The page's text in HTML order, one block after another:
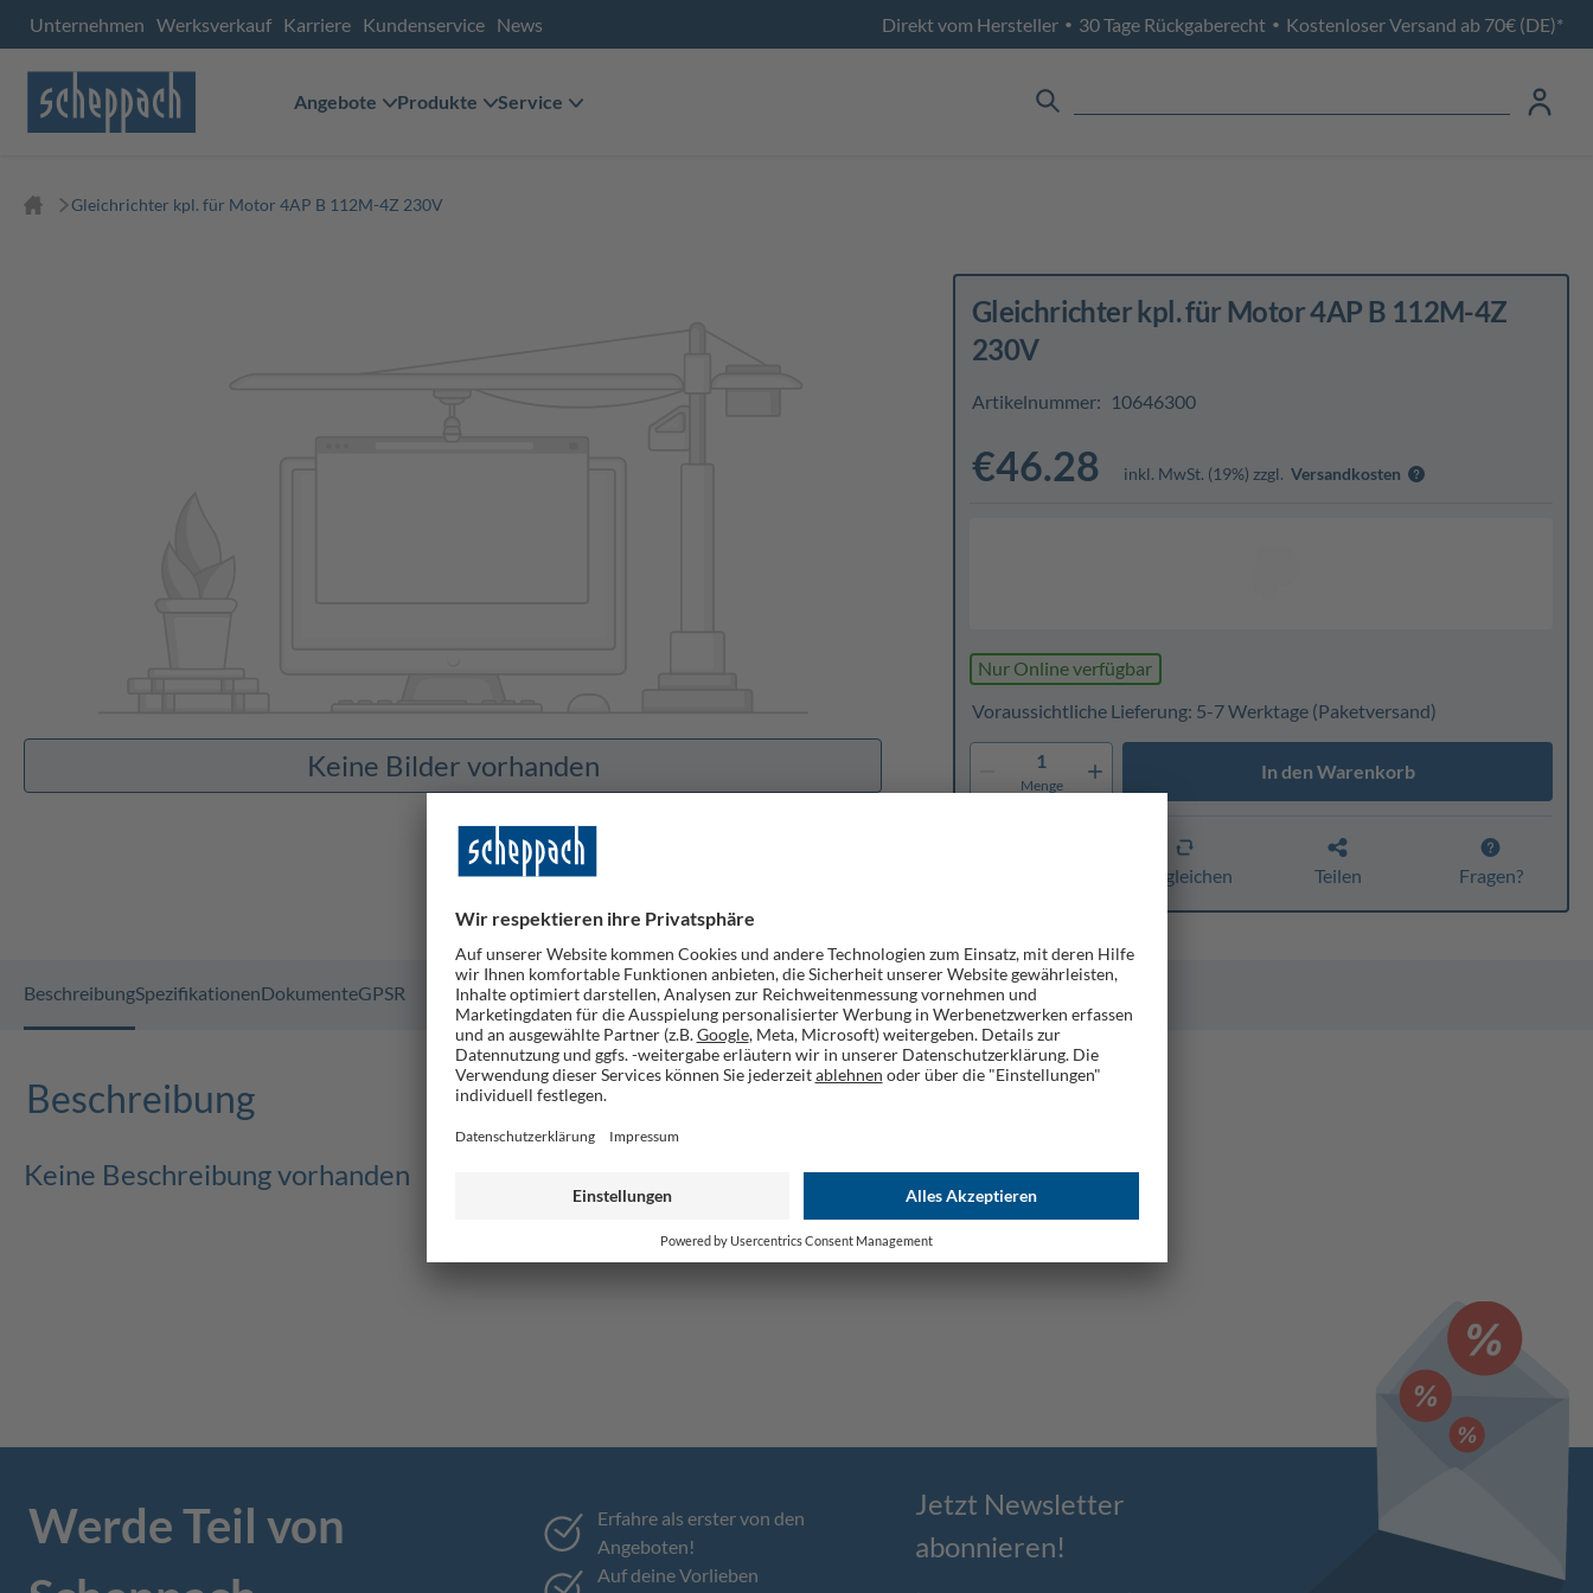
Unternehmen Werksverkauf Karriere Kundenservice News Direkt vom Hersteller • 30 Tage Rückgaberecht • Kostenloser Versand ab 70€ (DE)*
Angebote Produkte Service
Gleichrichter kpl. für Motor 4AP B 112M-4Z 230V
Keine Bilder vorhanden
Gleichrichter kpl. für Motor 4AP B 112M-4Z
230V
Artikelnummer: 10646300
€46.28 inkl. MwSt. (19%) zzgl. Versandkosten
Nur Online verfügbar
Voraussichtliche Lieferung: 5-7 Werktage(Paketversand)
1
Menge
In den Warenkorb
Vergleichen Teilen Fragen?
BeschreibungSpezifikationenDokumenteGPSR
Beschreibung
Keine Beschreibung vorhanden
Werde Teil von
Erfahre als erster von den
Angeboten!
Auf deine Vorlieben
Jetzt Newsletter
abonnieren!